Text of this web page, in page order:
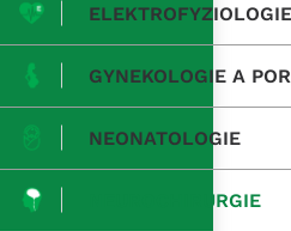
ELEKTROFYZIOLOGIE
GYNEKOLOGIE A
NEONATOLOGIE
NEUROCHIRURGIE